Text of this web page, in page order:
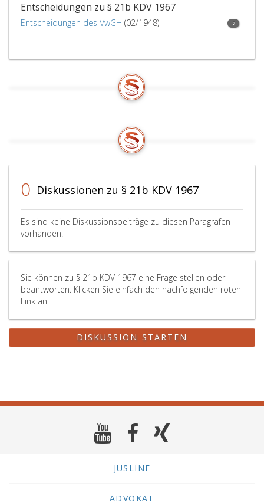
Entscheidungen zu § 21b KDV 1967
Entscheidungen des VwGH (02/1948) 2
0 Diskussionen zu § 21b KDV 1967
Es sind keine Diskussionsbeiträge zu diesen Paragrafen
vorhanden.
Sie können zu § 21b KDV 1967 eine Frage stellen oder
beantworten. Klicken Sie einfach den nachfolgenden roten
Link an!
DISKUSSION STARTEN
JUSLINE
ADVOKAT